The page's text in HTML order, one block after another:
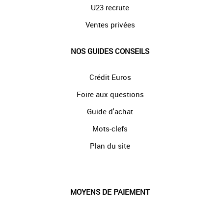
U23 recrute
Ventes privées
NOS GUIDES CONSEILS
Crédit Euros
Foire aux questions
Guide d'achat
Mots-clefs
Plan du site
MOYENS DE PAIEMENT